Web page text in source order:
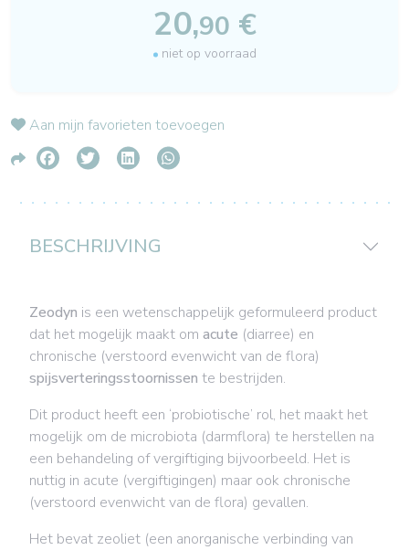
20,90 €
niet op voorraad
Aan mijn favorieten toevoegen
BESCHRIJVING
Zeodyn is een wetenschappelijk geformuleerd product
dat het mogelijk maakt om acute (diarree) en
chronische (verstoord evenwicht van de flora)
spijsverteringsstoornissen te bestrijden.
Dit product heeft een ‘probiotische’ rol, het maakt het
mogelijk om de microbiota (darmflora) te herstellen na
een behandeling of vergiftiging bijvoorbeeld. Het is
nuttig in acute (vergiftigingen) maar ook chronische
(verstoord evenwicht van de flora) gevallen.
Het bevat zeoliet (een anorganische verbinding van